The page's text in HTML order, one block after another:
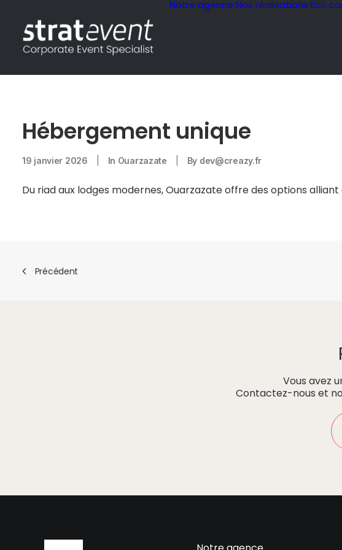
Notre agence Nos réalisations Eco
Hébergement unique
19 janvier 2026 In Ouarzazate By dev@creazy.fr
Du riad aux lodges modernes, Ouarzazate offre des options
Précédent
Vous avez
Contactez-nous et